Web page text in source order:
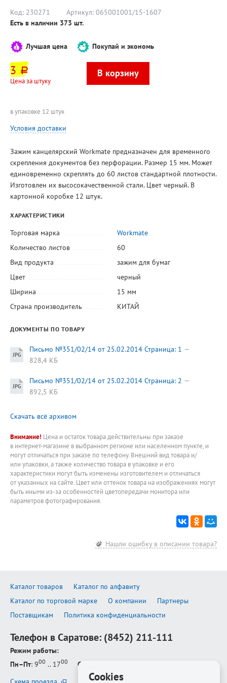
Код: 230271 Артикул: 065001001/15-1607
Есть в наличии 373 шт.
Лучшая цена Покупай и экономь
3 руб.
Цена за штуку
в упаковке 12 штук
Условия доставки
Зажим канцелярский Workmate предназначен для временного
скрепления документов без перфорации. Размер 15 мм. Может
единовременно скреплять до 60 листов стандартной плотности.
Изготовлен их высосокачественной стали. Цвет черный. В
картонной коробке 12 штук.
ХАРАКТЕРИСТИКИ
Торговая марка
Workmate
Количество листов
60
Вид продукта
зажим для бумаг
Цвет
черный
Ширина
15 мм
Страна производитель
КИТАЙ
ДОКУМЕНТЫ ПО ТОВАРУ
Письмо №351/02/14 от 25.02.2014 Страница: 1
828,4 КБ
Письмо №351/02/14 от 25.02.2014 Страница: 2
892,5 КБ
Скачать всё архивом
Внимание! Цена и остаток товара действительны при заказе
в интернет-магазине в выбранном регионе или населенном пункте, и
могут отличаться при заказе по телефону. Внешний вид товара и/
или упаковки, а также количество товара в упаковке и его
характеристики могут быть изменены изготовителем и отличаться
от указанных на сайте. Цвет или оттенок товара на изображениях могут
быть иными из-за особенностей цветопередачи монитора или
параметров фотографирования.
Нашли ошибку в описании товара?
Каталог товаров
Каталог по алфавиту
Каталог по торговой марке
О компании
Партнеры
Поставщикам
Политика конфиденциальности
Телефон в Саратове: (8452) 211-111
Режим работы:
Пн–Пт: 900 .. 1700 Сб–Вс
Cookies